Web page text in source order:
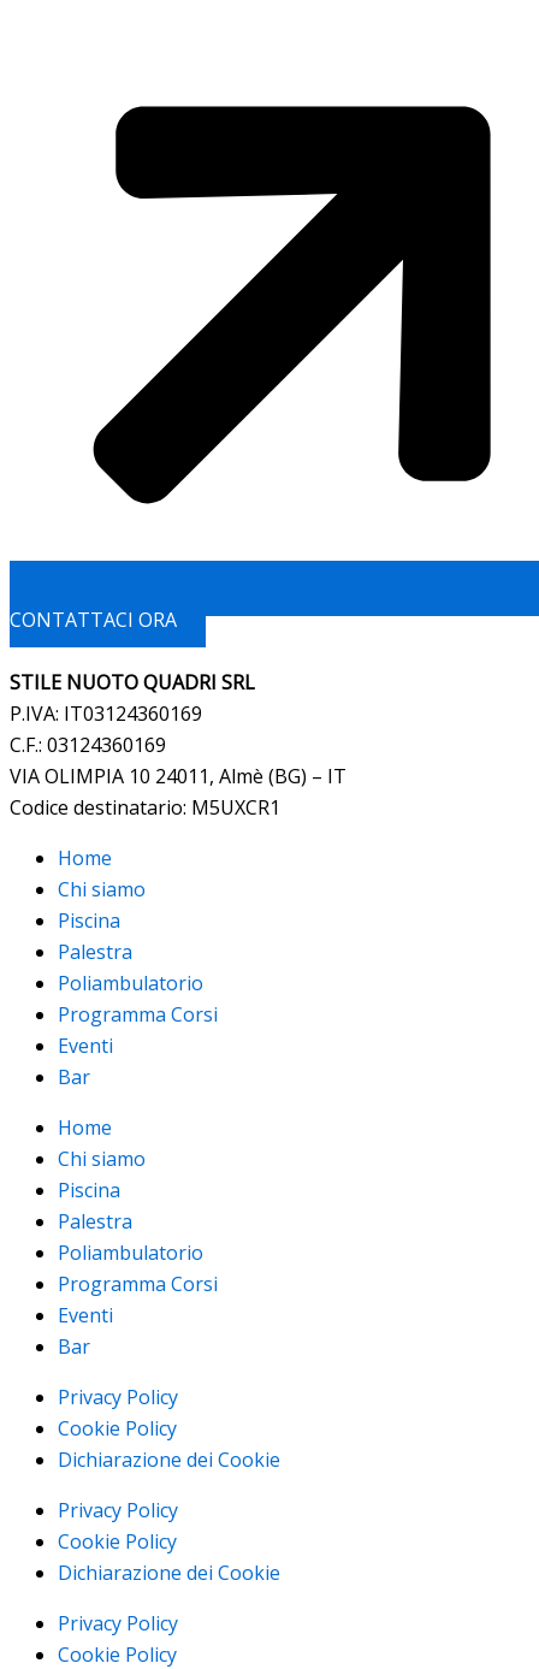
CONTATTACI ORA
STILE NUOTO QUADRI SRL
P.IVA: IT03124360169
C.F.: 03124360169
VIA OLIMPIA 10 24011, Almè (BG) – IT
Codice destinatario: M5UXCR1
Home
Chi siamo
Piscina
Palestra
Poliambulatorio
Programma Corsi
Eventi
Bar
Home
Chi siamo
Piscina
Palestra
Poliambulatorio
Programma Corsi
Eventi
Bar
Privacy Policy
Cookie Policy
Dichiarazione dei Cookie
Privacy Policy
Cookie Policy
Dichiarazione dei Cookie
Privacy Policy
Cookie Policy